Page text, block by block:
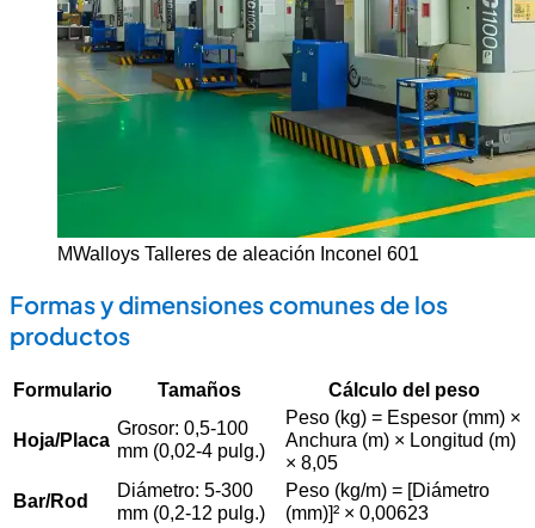
MWalloys Talleres de aleación Inconel 601
Formas y dimensiones comunes de los
productos
Formulario Tamaños Cálculo del peso
Hoja/Placa
Grosor: 0,5-100
mm (0,02-4 pulg.)
Peso (kg) = Espesor (mm) ×
Anchura (m) × Longitud (m)
× 8,05
Bar/Rod
Diámetro: 5-300
mm (0,2-12 pulg.)
Peso (kg/m) = [Diámetro
(mm)]² × 0,00623